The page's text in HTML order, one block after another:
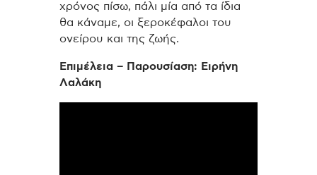
χρόνος πίσω, πάλι μία από τα ίδια
θα κάναμε, οι ξεροκέφαλοι του
ονείρου και της ζωής.
Επιμέλεια – Παρουσίαση: Ειρήνη
Λαλάκη